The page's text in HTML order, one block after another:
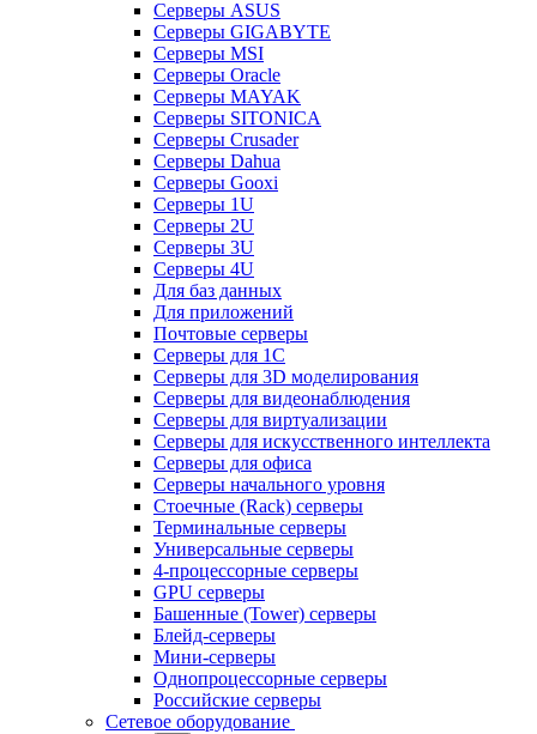
Серверы ASUS
Серверы GIGABYTE
Серверы MSI
Серверы Oracle
Серверы MAYAK
Серверы SITONICA
Серверы Crusader
Серверы Dahua
Серверы Gooxi
Серверы 1U
Серверы 2U
Серверы 3U
Серверы 4U
Для баз данных
Для приложений
Почтовые серверы
Серверы для 1С
Серверы для 3D моделирования
Серверы для видеонаблюдения
Серверы для виртуализации
Серверы для искусственного интеллекта
Серверы для офиса
Серверы начального уровня
Стоечные (Rack) серверы
Терминальные серверы
Универсальные серверы
4-процессорные серверы
GPU серверы
Башенные (Tower) серверы
Блейд-серверы
Мини-серверы
Однопроцессорные серверы
Российские серверы
Сетевое оборудование